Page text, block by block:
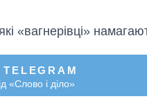
«вагнерівці»
«Слово і діло»